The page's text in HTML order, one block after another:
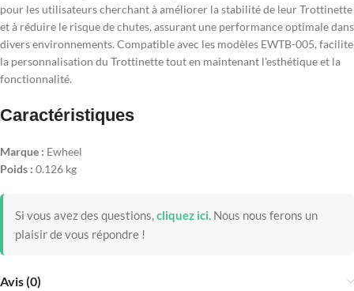
pour les utilisateurs cherchant à améliorer la stabilité de leur Trottinette
et à réduire le risque de chutes, assurant une performance optimale dans
divers environnements. Compatible avec les modèles EWTB-005, facilite
la personnalisation du Trottinette tout en maintenant l'esthétique et la
fonctionnalité.
Caractéristiques
Marque : Ewheel
Poids : 0.126 kg
Si vous avez des questions,cliquez ici. Nous nous ferons un
plaisir de vous répondre !
Avis (0)